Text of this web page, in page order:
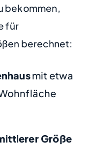
bekommen,
für
berechnet:
mit etwa
Größe